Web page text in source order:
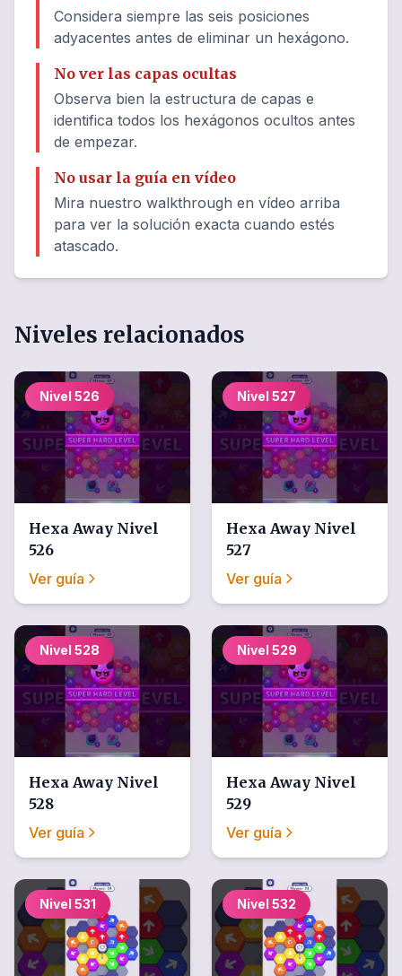
Considera siempre las seis posiciones
adyacentes antes de eliminar un hexágono.
No ver las capas ocultas
Observa bien la estructura de capas e
identifica todos los hexágonos ocultos antes
de empezar.
No usar la guía en vídeo
Mira nuestro walkthrough en vídeo arriba
para ver la solución exacta cuando estés
atascado.
Niveles relacionados
Nivel 526
Hexa Away Nivel
526
Ver guía
Nivel 527
Hexa Away Nivel
527
Ver guía
Nivel 528
Hexa Away Nivel
528
Ver guía
Nivel 529
Hexa Away Nivel
529
Ver guía
Nivel 531 Nivel 532